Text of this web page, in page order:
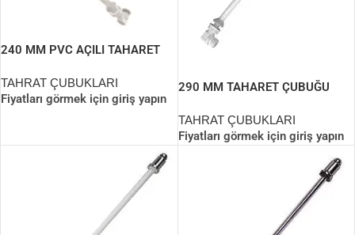
240 MM PVC AÇILI TAHARET
TAHRAT ÇUBUKLARI
Fiyatları görmek için giriş yapın
290 MM TAHARET ÇUBUĞU
TAHRAT ÇUBUKLARI
Fiyatları görmek için giriş yapın